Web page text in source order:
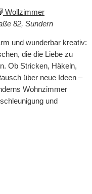
Wollzimmer
82, Sundern
und wunderbar kreativ:
die die Liebe zu
Ob Stricken, Häkeln,
über neue Ideen –
Wohnzimmer
und